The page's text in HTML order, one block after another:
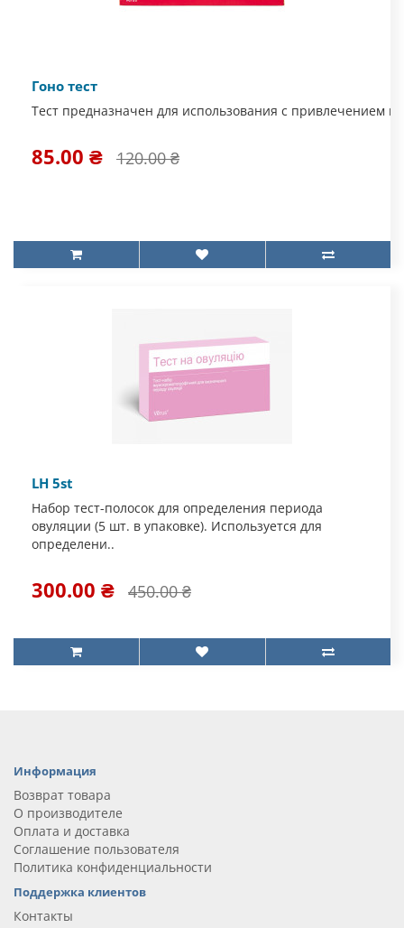
Гоно тест
Тест предназначен для использования с привлечением
85.00 ₴ 120.00 ₴
LH 5st
Набор тест-полосок для определения периода
овуляции (5 шт. в упаковке). Используется для
определени..
300.00 ₴ 450.00 ₴
Информация
Возврат товара
О производителе
Оплата и доставка
Соглашение пользователя
Политика конфиденциальности
Поддержка клиентов
Контакты